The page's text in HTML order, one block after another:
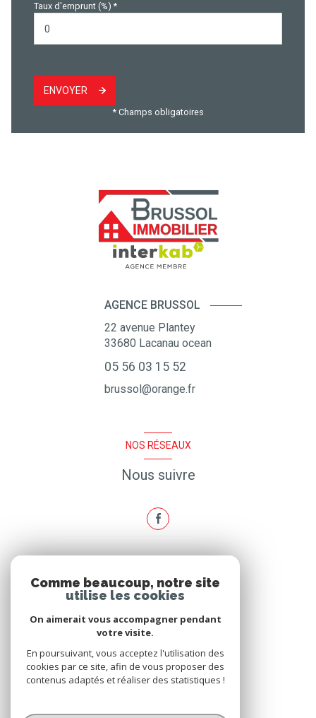
Taux d'emprunt (%) *
ENVOYER
* Champs obligatoires
AGENCE BRUSSOL
22 avenue Plantey
33680 Lacanau ocean
05 56 03 15 52
brussol@orange.fr
NOS RÉSEAUX
Nous suivre
Nous adhérons
Comme beaucoup, notre site
utilise les cookies
On aimerait vous accompagner pendant
votre visite.
En poursuivant, vous acceptez l'utilisation des
cookies par ce site, afin de vous proposer des
contenus adaptés et réaliser des statistiques !